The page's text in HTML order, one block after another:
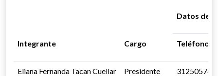
Integrante Cargo
Datos de
Teléfono
Eliana Fernanda Tacan Cuellar Presidente